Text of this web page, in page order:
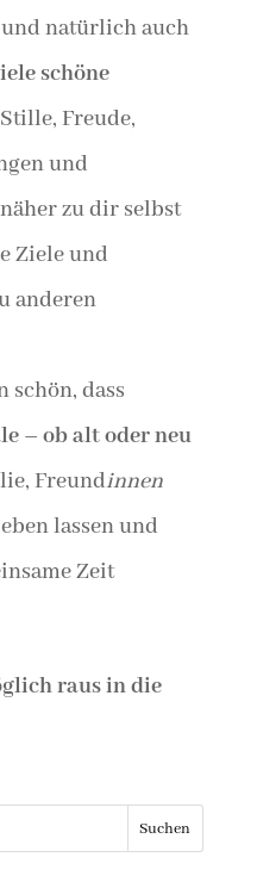
natürlich auch
schöne
Freude,
und
zu dir selbst
Ziele und
anderen
schön, dass
– ob alt oder neu
Freundinnen
lassen und
Zeit
raus in die
Suchen